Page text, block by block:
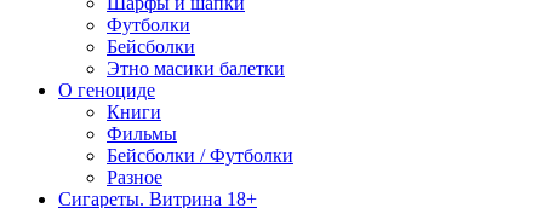
Футболки
Бейсболки
Этно масики балетки
О геноциде
Книги
Фильмы
Бейсболки / Футболки
Разное
Сигареты. Витрина 18+